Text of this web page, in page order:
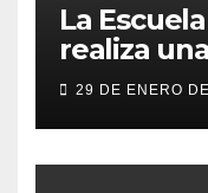
La
realiza
becas
29 DE ENERO